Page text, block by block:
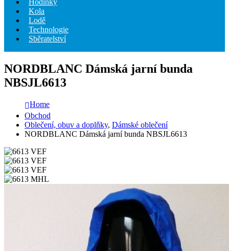
Hodinky
Kola
Lodě
Technologie
Sběratelství
NORDBLANC Dámská jarní bunda
NBSJL6613
Home
Obchod
Oblečení, obuv a doplňky, Dámské oblečení
NORDBLANC Dámská jarní bunda NBSJL6613